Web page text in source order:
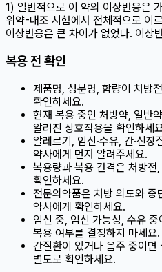
1) 일반적으로 이 약의 이상반응은
위약-대조 시험에서 전체적으로 이
이상반응은 큰 차이가 없었다. 이상
복용 전 확인
제품명, 성분명, 함량이 처방
확인하세요.
현재 복용 중인 처방약, 일반
알려진 상호작용을 확인하세
알레르기, 임신·수유, 간·신
약사에게 먼저 알려주세요.
복용량과 복용 간격은 처방
확인하세요.
전문의약품은 처방 의도와 중
약사에게 확인하세요.
임신 중, 임신 가능성, 수유
복용 여부를 결정하지 마세요.
간질환이 있거나 음주 중이면
별도로 확인하세요.